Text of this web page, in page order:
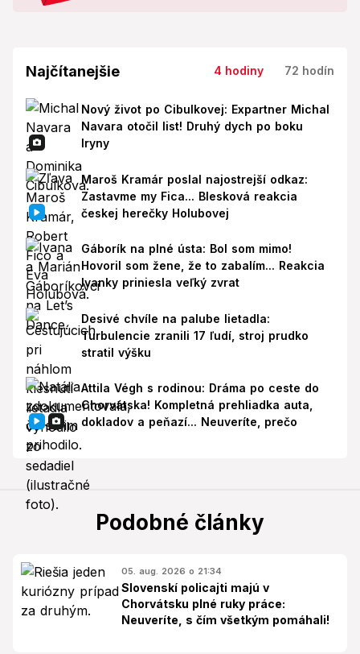
Najčítanejšie 4 hodiny 72 hodín
Nový život po Cibulkovej: Expartner Michal
Navara otočil list! Druhý dych po boku
Iryny
Maroš Kramár poslal najostrejší odkaz:
Zastavme my Fica... Blesková reakcia
českej herečky Holubovej
Gáborík na plné ústa: Bol som mimo!
Hovoril som žene, že to zabalím... Reakcia
Ivanky priniesla veľký zvrat
Desivé chvíle na palube lietadla:
Turbulencie zranili 17 ľudí, stroj prudko
stratil výšku
Attila Végh s rodinou: Dráma po ceste do
Chorvátska! Kompletná prehliadka auta,
dokladov a peňazí... Neuveríte, prečo
Podobné články
05. aug. 2026 o 21:34
Slovenskí policajti majú v
Chorvátsku plné ruky práce:
Neuveríte, s čím všetkým pomáhali!